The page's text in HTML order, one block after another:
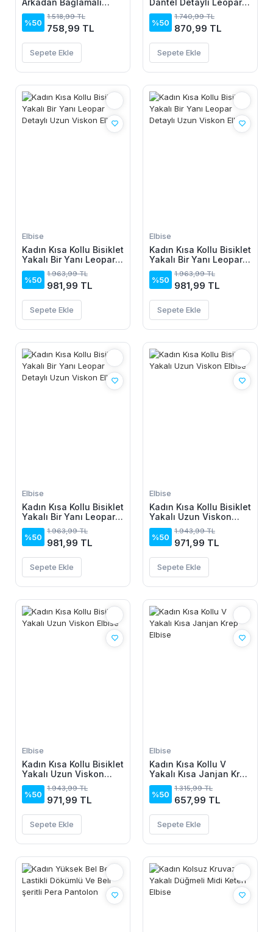
Arkadan Bağlamalı
Düğme Detaylı
Asimetrik Kesim Detaylı
Kısa Viskon Elbise
%50
1.518,99 TL
758,99 TL
Sepete Ekle
Dantel Detaylı Leopar
Desenli Süprem Atlet
Ve şort Ikili Takım
%50
1.740,99 TL
870,99 TL
Sepete Ekle
Elbise
Kadın Kısa Kollu Bisiklet
Yakalı Bir Yanı Leopar
Detaylı Uzun Viskon
Elbise
%50
1.963,99 TL
981,99 TL
Sepete Ekle
Elbise
Kadın Kısa Kollu Bisiklet
Yakalı Bir Yanı Leopar
Detaylı Uzun Viskon
Elbise
%50
1.963,99 TL
981,99 TL
Sepete Ekle
Elbise
Kadın Kısa Kollu Bisiklet
Yakalı Bir Yanı Leopar
Detaylı Uzun Viskon
Elbise
%50
1.963,99 TL
981,99 TL
Sepete Ekle
Elbise
Kadın Kısa Kollu Bisiklet
Yakalı Uzun Viskon
Elbise
%50
1.943,99 TL
971,99 TL
Sepete Ekle
Elbise
Kadın Kısa Kollu Bisiklet
Yakalı Uzun Viskon
Elbise
%50
1.943,99 TL
971,99 TL
Sepete Ekle
Elbise
Kadın Kısa Kollu V
Yakalı Kısa Janjan Krep
Elbise
%50
1.315,99 TL
657,99 TL
Sepete Ekle